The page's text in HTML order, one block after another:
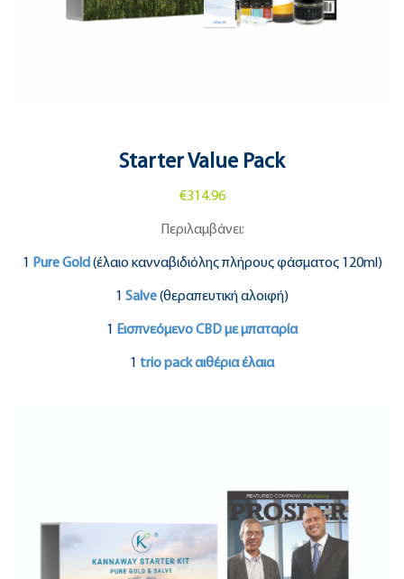
Starter Value Pack
€314.96
Περιλαμβάνει:
1 Pure Gold (έλαιο κανναβιδιόλης πλήρους φάσματος 120ml)
1 Salve(θεραπευτική αλοιφή)
1 Εισπνεόμενο CBD με μπαταρία
1 trio pack αιθέρια έλαια